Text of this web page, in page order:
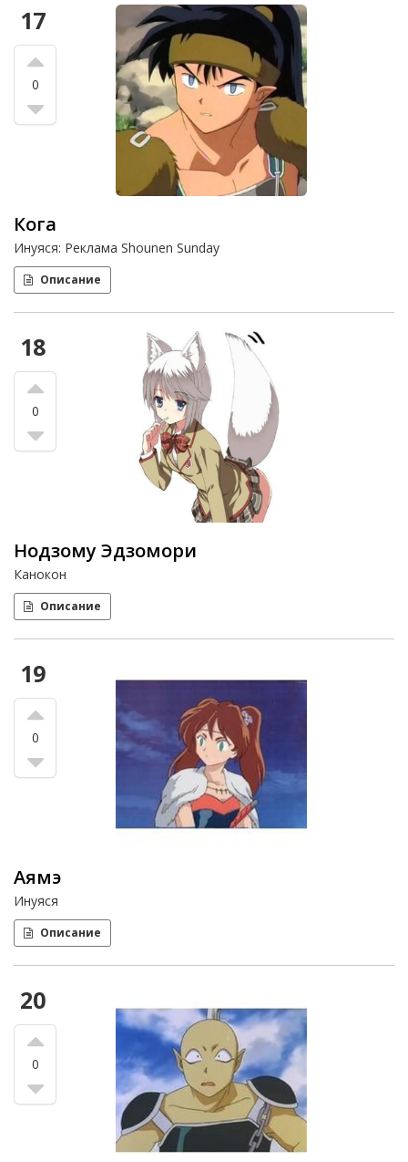
17
0
Кога
Инуяся: Реклама Shounen Sunday
Описание
18
0
Нодзому Эдзомори
Канокон
Описание
19
0
Аямэ
Инуяся
Описание
20
0